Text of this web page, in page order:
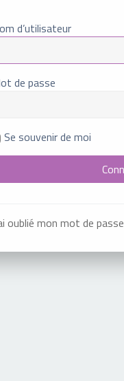
d’utilisateur
de passe
Se souvenir de moi
oublié mon mot de passe